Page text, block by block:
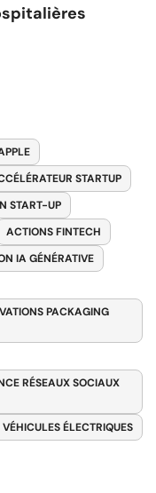
STARTUP
START-UP
ACTIONS FINTECH
IA GÉNÉRATIVE
PACKAGING
RÉSEAUX SOCIAUX
ÉLECTRIQUES